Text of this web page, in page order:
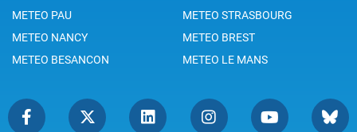
METEO PAU
METEO STRASBOURG
METEO NANCY
METEO BREST
METEO BESANCON
METEO LE MANS